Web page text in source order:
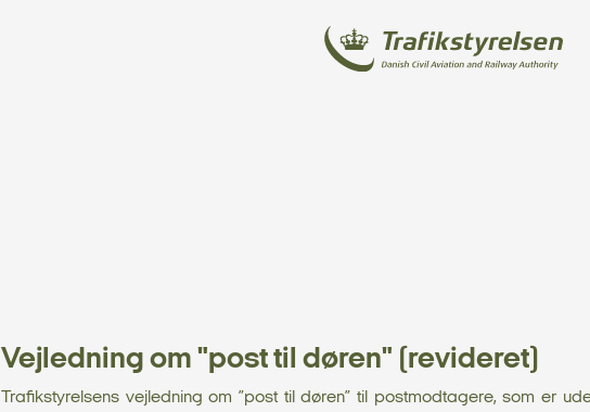
Vejledning om "post til døren" (revideret)
Trafikstyrelsens vejledning om ”post til døren” til postmodtagere, som er